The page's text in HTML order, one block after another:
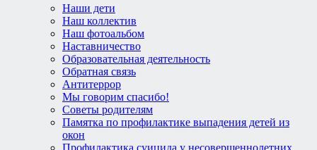
Наши дети
Наш коллектив
Наш фотоальбом
Наставничество
Образовательная деятельность
Обратная связь
Антитеррор
Мы говорим спасибо!
Советы родителям
Памятка по профилактике выпадения детей из
окон